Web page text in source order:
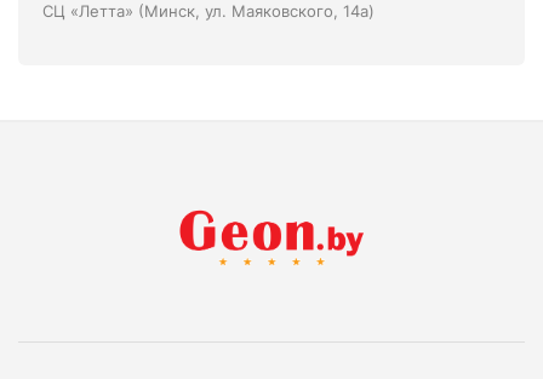
СЦ «Летта» (Минск, ул. Маяковского, 14а)